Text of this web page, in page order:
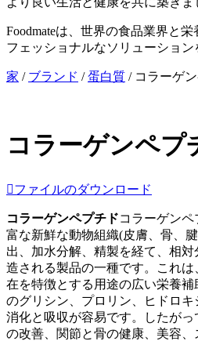
Foodmateは、世界の食品業界と
フェッショナルなソリューション
家 / ブランド /蛋白質 / コラーゲ
コラーゲンペプ
ファイルのダウンロード
コラーゲンペプチドコラーゲン
富な新鮮な動物組織(皮膚、骨、
出、加水分解、精製を経て、相対
造される製品の一種です。これ
在を特徴とする用途の広い栄養
のグリシン、プロリン、ヒドロ
消化と吸収が容易です。したが
の改善、関節と骨の健康、美容